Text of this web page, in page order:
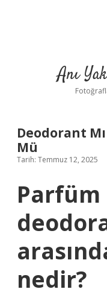
Anı
Deodorant
Mü
Tarih: Temmuz 12, 2025
Parfüm
nedir?